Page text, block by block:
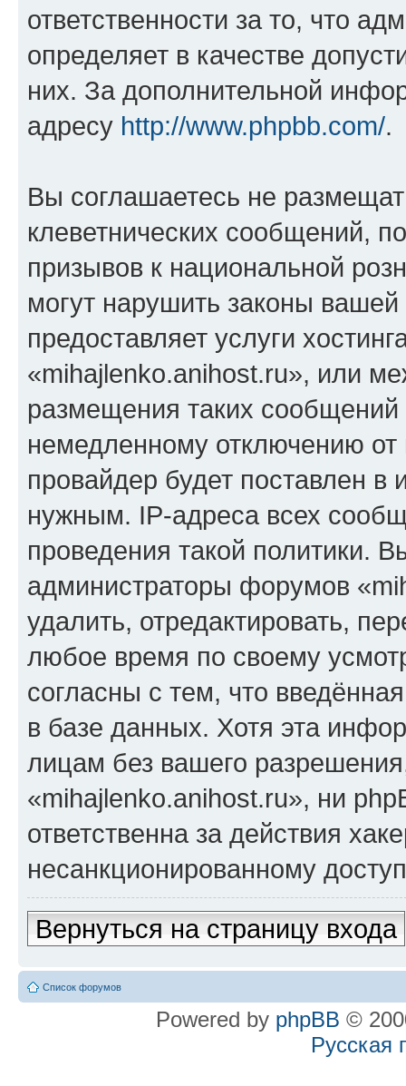
ответственности за то, что
определяет в качестве
них. За дополнительной
адресу http://www.phpbb.com/.
Вы соглашаетесь не
клеветнических сообщений,
призывов к национальной
могут нарушить законы
предоставляет услуги
«mihajlenko.anihost.ru», или
размещения таких
немедленному отключению
провайдер будет поставлен в
нужным. IP-адреса всех
проведения такой политики.
администраторы форумов
удалить, отредактировать,
любое время по своему
согласны с тем, что
в базе данных. Хотя эта
лицам без вашего
«mihajlenko.anihost.ru», ни
ответственна за действия
несанкционированному
Вернуться на страницу входа
Список форумов
Powered by phpBB ©
Русская